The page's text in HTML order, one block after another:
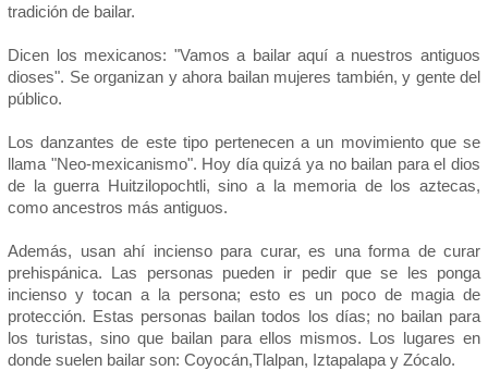
tradición de bailar.
Dicen los mexicanos: "Vamos a bailar aquí a nuestros antiguos
dioses". Se organizan y ahora bailan mujeres también, y gente del
público.
Los danzantes de este tipo pertenecen a un movimiento que se
llama "Neo-mexicanismo". Hoy día quizá ya no bailan para el dios
de la guerra Huitzilopochtli, sino a la memoria de los aztecas,
como ancestros más antiguos.
Además, usan ahí incienso para curar, es una forma de curar
prehispánica. Las personas pueden ir pedir que se les ponga
incienso y tocan a la persona; esto es un poco de magia de
protección. Estas personas bailan todos los días; no bailan para
los turistas, sino que bailan para ellos mismos. Los lugares en
donde suelen bailar son: Coyocán,Tlalpan, Iztapalapa y Zócalo.